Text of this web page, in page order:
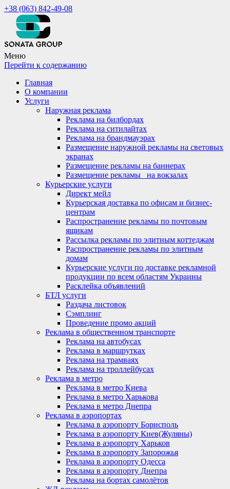
+38 (063) 842-49-08
Меню
Перейти к содержанию
Главная
О компании
Услуги
Наружная реклама
Реклама на билбордах
Реклама на ситилайтах
Реклама на брандмауэрах
Размещение наружной рекламы на световых
экранах
Размещение рекламы на баннерах
Размещение рекламы_ на вокзалах
Курьерские услуги
Директ мейл
Курьерская доставка по офисам и бизнес-
центрам
Распространение рекламы по почтовым
ящикам
Рассылка рекламы по элитным коттеджам
Распространение рекламы по элитным
домам
Курьерские услуги по доставке рекламной
продукции по всем областям Украины
Расклейка объявлений
БТЛ услуги
Раздача листовок
Сэмплинг
Проведение промо акций
Реклама в общественном транспорте
Реклама на автобусах
Реклама в маршрутках
Реклама на трамваях
Реклама на троллейбусах
Реклама в метро
Реклама в метро Киева
Реклама в метро Харькова
Реклама в метро Днепра
Реклама в аэропортах
Реклама в аэропорту Борисполь
Реклама в аэропорту Киев(Жуляны)
Реклама в аэропорту Харьков
Реклама в аэропорту Запорожья
Реклама в аэропорту Одесса
Реклама в аэропорту Днепра
Реклама на бортах самолётов